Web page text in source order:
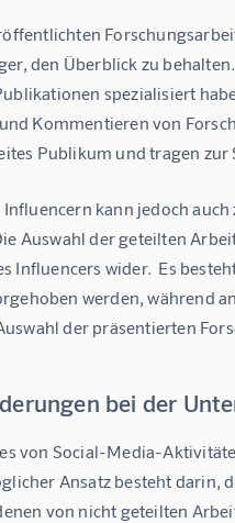
den Überblick zu
spezialisiert
Kommentieren von
Publikum und tragen
kann jedoch
Auswahl der geteilten
Influencers wider.  Es
werden, während
der präsentierten
bei der
von Social-Media-
Ansatz besteht darin,
von nicht geteilten